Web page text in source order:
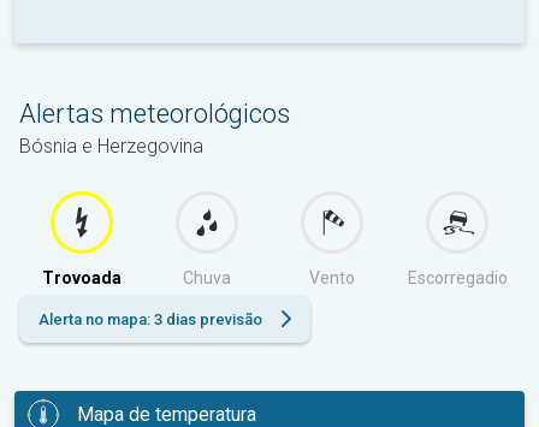
Alertas meteorológicos
Bósnia e Herzegovina
Trovoada Chuva Vento Escorregadio
Alerta no mapa: 3 dias previsão
Mapa de temperatura